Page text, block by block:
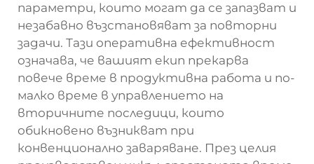
параметри, които могат да се запазват и
незабавно възстановяват за повторни
задачи. Тази оперативна ефективност
означава, че вашият екип прекарва
повече време в продуктивна работа и по-
малко време в управлението на
вторичните последици, които
обикновено възникват при
конвенционално заваряване. През целия